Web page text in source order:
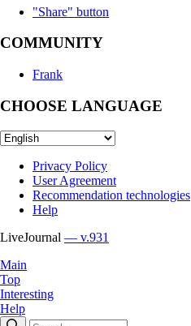
"Share" button
COMMUNITY
Frank
CHOOSE LANGUAGE
Privacy Policy
User Agreement
Recommendation technologies
Help
LiveJournal — v.931
Main
Top
Interesting
Help